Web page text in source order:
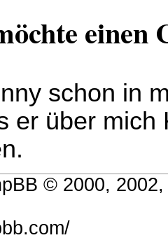
einen
schon in
er über mich
© 2000,